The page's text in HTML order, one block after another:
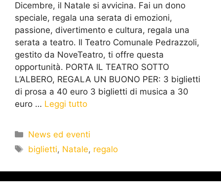
Dicembre, il Natale si avvicina. Fai un dono
speciale, regala una serata di emozioni,
passione, divertimento e cultura, regala una
serata a teatro. Il Teatro Comunale Pedrazzoli,
gestito da NoveTeatro, ti offre questa
opportunità. PORTA IL TEATRO SOTTO
L’ALBERO, REGALA UN BUONO PER: 3 biglietti
di prosa a 40 euro 3 biglietti di musica a 30
euro … Leggi tutto
News ed eventi
biglietti, Natale, regalo